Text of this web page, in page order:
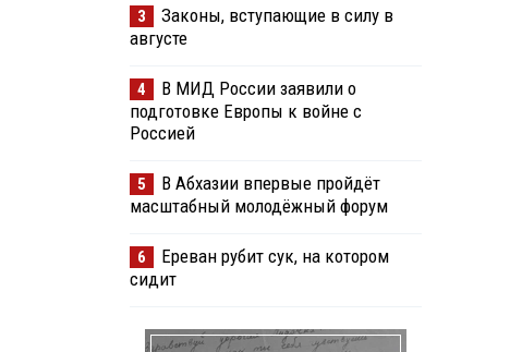
3
Законы, вступающие в силу в
августе
4
В МИД России заявили о
подготовке Европы к войне с
Россией
5
В Абхазии впервые пройдёт
масштабный молодёжный форум
6
Ереван рубит сук, на котором
сидит